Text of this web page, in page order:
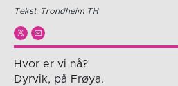
Tekst: Trondheim TH
Hvor er vi nå?
Dyrvik, på Frøya.